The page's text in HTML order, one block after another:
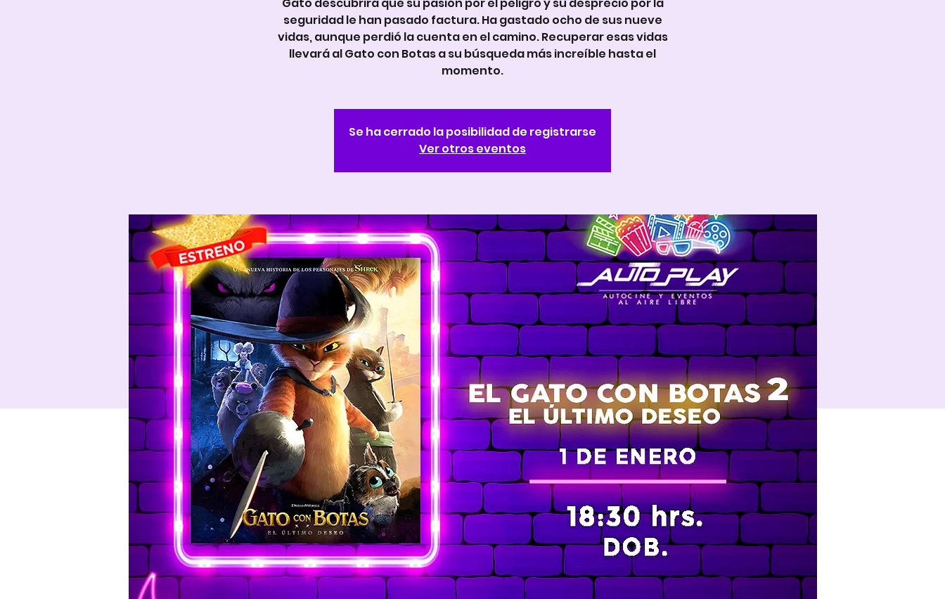
seguridad le han pasado factura. Ha gastado ocho de sus nueve
vidas, aunque perdió la cuenta en el camino. Recuperar esas vidas
llevará al Gato con Botas a su búsqueda más increíble hasta el
momento.
Se ha cerrado la posibilidad de registrarse
Ver otros eventos